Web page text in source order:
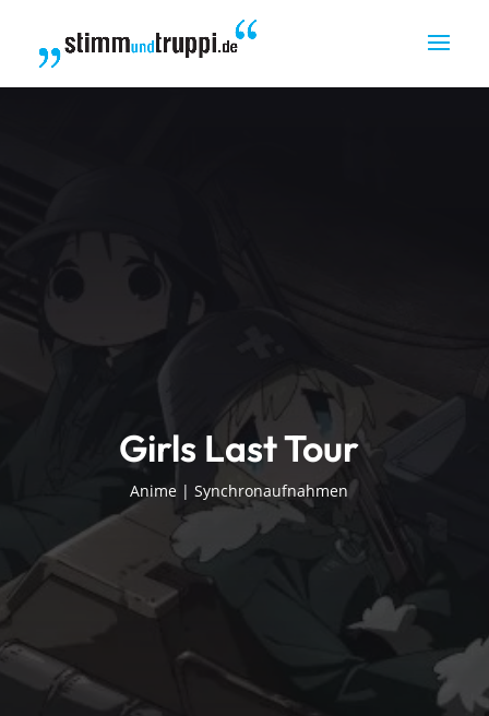
Girls Last Tour
Anime | Synchronaufnahmen